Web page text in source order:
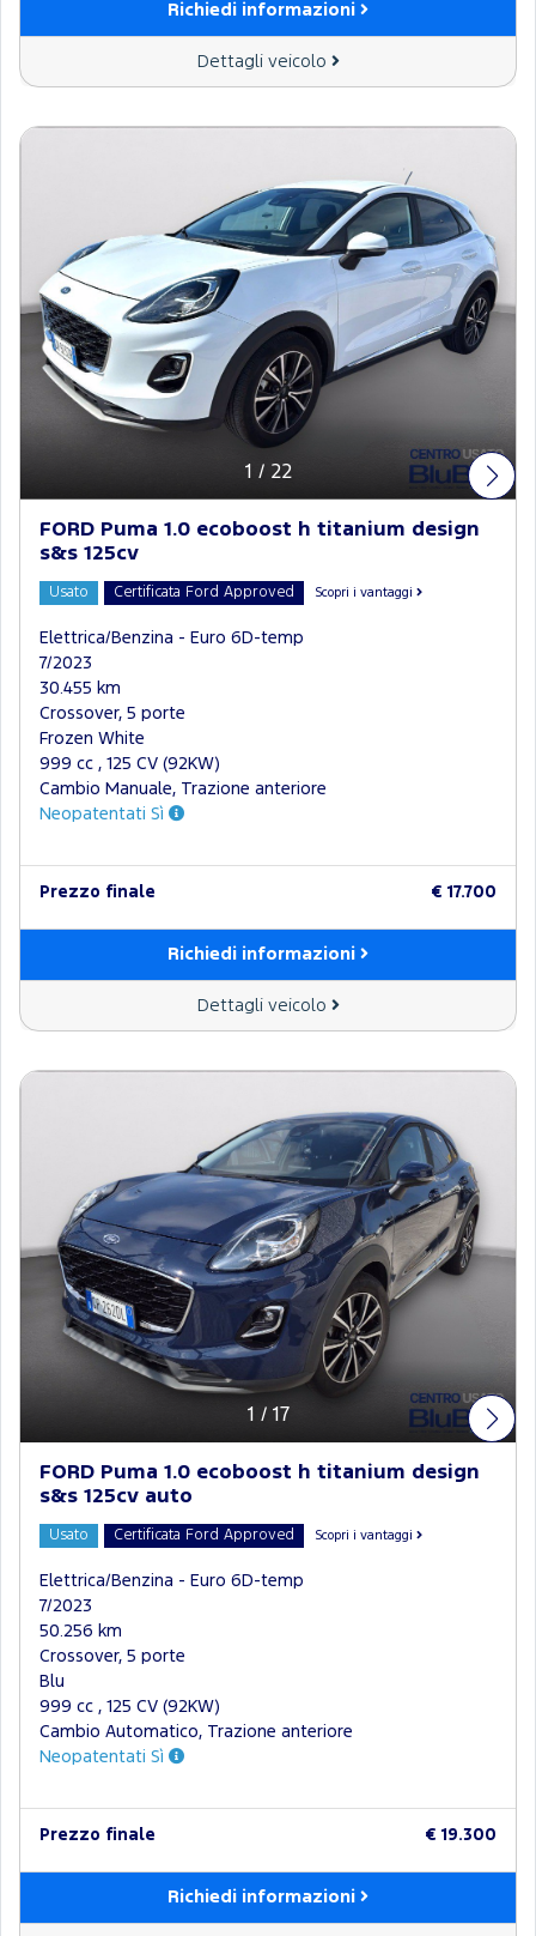
Richiedi informazioni
Dettagli veicolo
1 / 22
FORD Puma 1.0 ecoboost h titanium design
s&s 125cv
Usato Certificata Ford Approved Scopri i vantaggi
Elettrica/Benzina - Euro 6D-temp
7/2023
30.455 km
Crossover, 5 porte
Frozen White
999 cc , 125 CV (92KW)
Cambio Manuale, Trazione anteriore
Neopatentati Sì
Prezzo finale € 17.700
Richiedi informazioni
Dettagli veicolo
1 / 17
FORD Puma 1.0 ecoboost h titanium design
s&s 125cv auto
Usato Certificata Ford Approved Scopri i vantaggi
Elettrica/Benzina - Euro 6D-temp
7/2023
50.256 km
Crossover, 5 porte
Blu
999 cc , 125 CV (92KW)
Cambio Automatico, Trazione anteriore
Neopatentati Sì
Prezzo finale € 19.300
Richiedi informazioni